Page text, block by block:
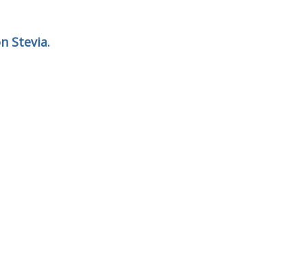
Stevia.